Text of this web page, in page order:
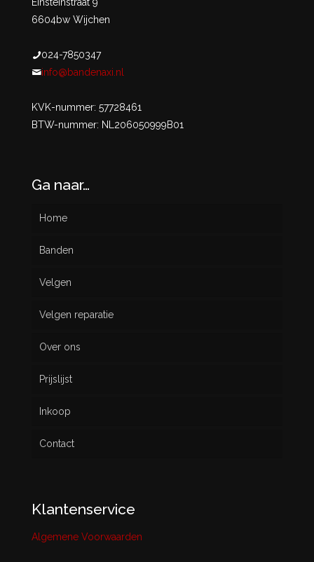
Einsteinstraat 9
6604bw Wijchen
024-7850347
info@bandenaxi.nl
KVK-nummer: 57728461
BTW-nummer: NL206050999B01
Ga naar…
Home
Banden
Nieuw
Gebruikt
Velgen
Velgen reparatie
Over ons
Prijslijst
Inkoop
Contact
Klantenservice
Algemene Voorwaarden